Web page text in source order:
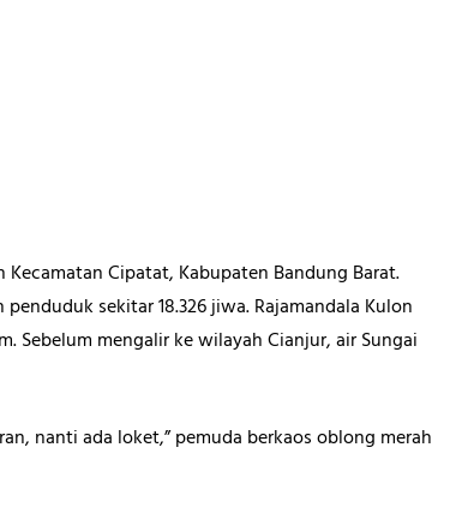
Cipatat, Kabupaten Bandung Barat.
sekitar 18.326 jiwa. Rajamandala Kulon
Sebelum mengalir ke wilayah Cianjur, air Sungai
nanti ada loket,” pemuda berkaos oblong merah